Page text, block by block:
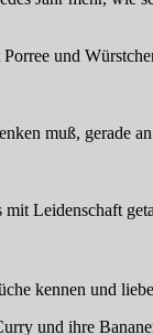
und
muß, gerade
Leidenschaft
kennen und
und ihre